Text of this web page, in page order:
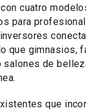
cuatro
para
que gimnasios,
de
que